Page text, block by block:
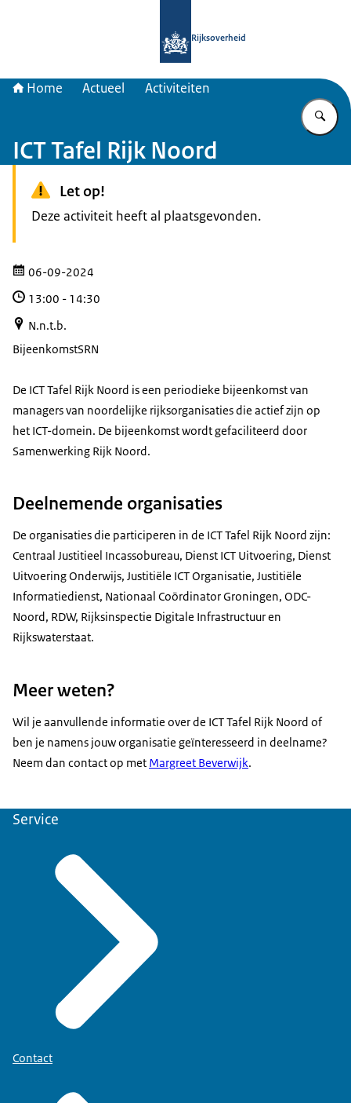
Rijksoverheid
Home Actueel Activiteiten
ICT Tafel Rijk Noord
Let op!
Deze activiteit heeft al plaatsgevonden.
06-09-2024
13:00 - 14:30
N.n.t.b.
BijeenkomstSRN
De ICT Tafel Rijk Noord is een periodieke bijeenkomst van
managers van noordelijke rijksorganisaties die actief zijn op
het ICT-domein. De bijeenkomst wordt gefaciliteerd door
Samenwerking Rijk Noord.
Deelnemende organisaties
De organisaties die participeren in de ICT Tafel Rijk Noord zijn:
Centraal Justitieel Incassobureau, Dienst ICT Uitvoering, Dienst
Uitvoering Onderwijs, Justitiële ICT Organisatie, Justitiële
Informatiedienst, Nationaal Coördinator Groningen, ODC-
Noord, RDW, Rijksinspectie Digitale Infrastructuur en
Rijkswaterstaat.
Meer weten?
Wil je aanvullende informatie over de ICT Tafel Rijk Noord of
ben je namens jouw organisatie geïnteresseerd in deelname?
Neem dan contact op met Margreet Beverwijk.
Service
Contact